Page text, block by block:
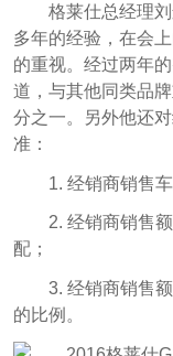
格莱仕总经理
多年的经验，在会
的重视。经过两年
道，与其他同类品
分之一。另外他还
准：
1. 经销商销售
2. 经销商销售
配；
3. 经销商销售
的比例。